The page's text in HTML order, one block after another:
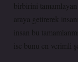
birbirini
araya getirerek
insan bu
ise bunu en verimli